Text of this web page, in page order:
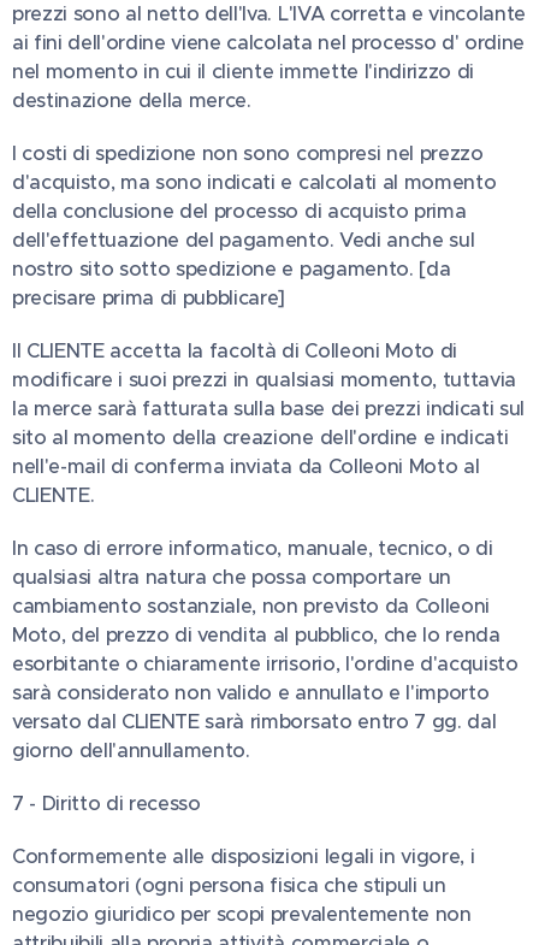
prezzi sono al netto dell'Iva. L'IVA corretta e vincolante
ai fini dell'ordine viene calcolata nel processo d' ordine
nel momento in cui il cliente immette l'indirizzo di
destinazione della merce.
I costi di spedizione non sono compresi nel prezzo
d'acquisto, ma sono indicati e calcolati al momento
della conclusione del processo di acquisto prima
dell'effettuazione del pagamento. Vedi anche sul
nostro sito sotto spedizione e pagamento. [da
precisare prima di pubblicare]
Il CLIENTE accetta la facoltà di Colleoni Moto di
modificare i suoi prezzi in qualsiasi momento, tuttavia
la merce sarà fatturata sulla base dei prezzi indicati sul
sito al momento della creazione dell'ordine e indicati
nell'e-mail di conferma inviata da Colleoni Moto al
CLIENTE.
In caso di errore informatico, manuale, tecnico, o di
qualsiasi altra natura che possa comportare un
cambiamento sostanziale, non previsto da Colleoni
Moto, del prezzo di vendita al pubblico, che lo renda
esorbitante o chiaramente irrisorio, l'ordine d'acquisto
sarà considerato non valido e annullato e l'importo
versato dal CLIENTE sarà rimborsato entro 7 gg. dal
giorno dell'annullamento.
7 - Diritto di recesso
Conformemente alle disposizioni legali in vigore, i
consumatori (ogni persona fisica che stipuli un
negozio giuridico per scopi prevalentemente non